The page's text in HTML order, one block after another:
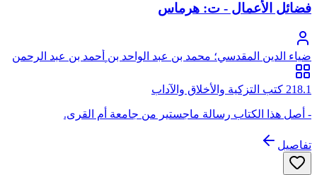
فضائل الأعمال - ت: هرماس
ضياء الدين المقدسي؛ محمد بن عبد الواحد بن أحمد بن عبد الرحمن
السعدي، المقدسي الأصل، الصالحي الحنبلي، أبو عبد الله، ضياء
الدين
218.1 كتب التزكية والأخلاق والآداب
- أصل هذا الكتاب رسالة ماجستير من جامعة أم القرى.
تفاصيل